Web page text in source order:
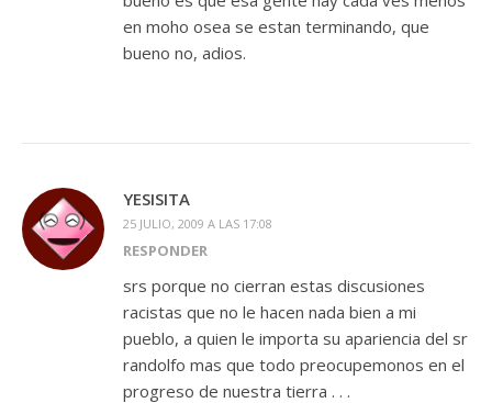
en moho osea se estan terminando, que
bueno no, adios.
YESISITA
25 JULIO, 2009 A LAS 17:08
RESPONDER
srs porque no cierran estas discusiones
racistas que no le hacen nada bien a mi
pueblo, a quien le importa su apariencia del sr
randolfo mas que todo preocupemonos en el
progreso de nuestra tierra . . .